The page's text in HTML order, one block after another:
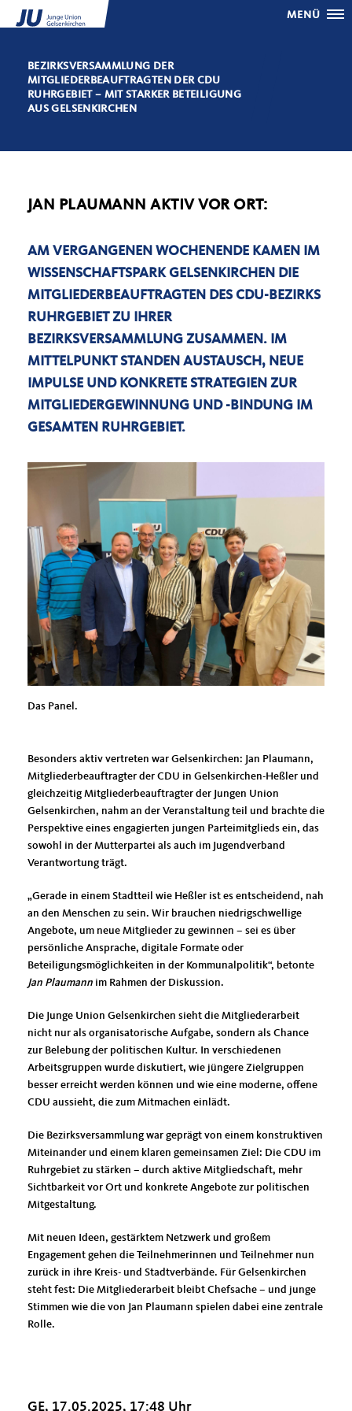
MENÜ
BEZIRKSVERSAMMLUNG DER
MITGLIEDERBEAUFTRAGTEN DER CDU
RUHRGEBIET – MIT STARKER BETEILIGUNG
AUS GELSENKIRCHEN
JAN PLAUMANN AKTIV VOR ORT:
AM VERGANGENEN WOCHENENDE KAMEN IM
WISSENSCHAFTSPARK GELSENKIRCHEN DIE
MITGLIEDERBEAUFTRAGTEN DES CDU-BEZIRKS
RUHRGEBIET ZU IHRER
BEZIRKSVERSAMMLUNG ZUSAMMEN. IM
MITTELPUNKT STANDEN AUSTAUSCH, NEUE
IMPULSE UND KONKRETE STRATEGIEN ZUR
MITGLIEDERGEWINNUNG UND -BINDUNG IM
GESAMTEN RUHRGEBIET.
Das Panel.
Besonders aktiv vertreten war Gelsenkirchen: Jan Plaumann,
Mitgliederbeauftragter der CDU in Gelsenkirchen-Heßler und
gleichzeitig Mitgliederbeauftragter der Jungen Union
Gelsenkirchen, nahm an der Veranstaltung teil und brachte die
Perspektive eines engagierten jungen Parteimitglieds ein, das
sowohl in der Mutterpartei als auch im Jugendverband
Verantwortung trägt.
Gerade in einem Stadtteil wie Heßler ist es entscheidend, nah
an den Menschen zu sein. Wir brauchen niedrigschwellige
Angebote, um neue Mitglieder zu gewinnen – sei es über
persönliche Ansprache, digitale Formate oder
Beteiligungsmöglichkeiten in der Kommunalpolitik“, betonte
Jan Plaumann im Rahmen der Diskussion.
Die Junge Union Gelsenkirchen sieht die Mitgliederarbeit
nicht nur als organisatorische Aufgabe, sondern als Chance
zur Belebung der politischen Kultur. In verschiedenen
Arbeitsgruppen wurde diskutiert, wie jüngere Zielgruppen
besser erreicht werden können und wie eine moderne, offene
CDU aussieht, die zum Mitmachen einlädt.
Die Bezirksversammlung war geprägt von einem konstruktiven
Miteinander und einem klaren gemeinsamen Ziel: Die CDU im
Ruhrgebiet zu stärken – durch aktive Mitgliedschaft, mehr
Sichtbarkeit vor Ort und konkrete Angebote zur politischen
Mitgestaltung.
Mit neuen Ideen, gestärktem Netzwerk und großem
Engagement gehen die Teilnehmerinnen und Teilnehmer nun
zurück in ihre Kreis- und Stadtverbände. Für Gelsenkirchen
steht fest: Die Mitgliederarbeit bleibt Chefsache – und junge
Stimmen wie die von Jan Plaumann spielen dabei eine zentrale
Rolle.
GE, 17.05.2025, 17:48 Uhr